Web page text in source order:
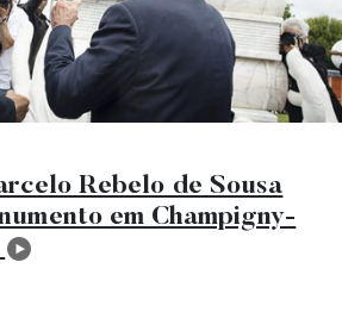
Rebelo de Sousa
em Champigny-